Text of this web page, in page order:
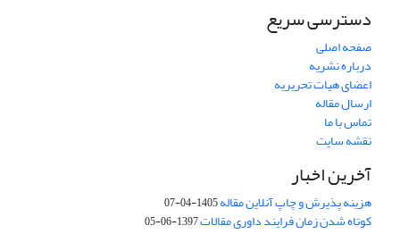
دسترسی سریع
صفحه اصلی
درباره نشریه
اعضای هیات تحریریه
ارسال مقاله
تماس با ما
نقشه سایت
آخرین اخبار
هزینه پذیرش و چاپ آنلاین مقاله1405-04-07
کوتاه شدن زمان فرایند داوری مقالات1397-06-05